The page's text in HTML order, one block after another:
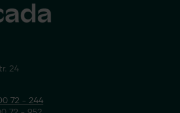
24
72 - 244